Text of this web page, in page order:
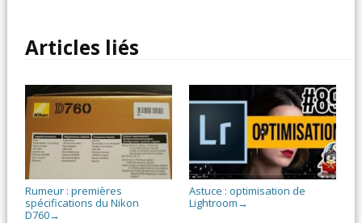
Articles liés
Rumeur : premières
spécifications du Nikon
D760→
Astuce : optimisation de
Lightroom →